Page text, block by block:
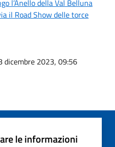
l’Anello della Val Belluna
il Road Show delle torce
dicembre 2023, 09:56
le informazioni